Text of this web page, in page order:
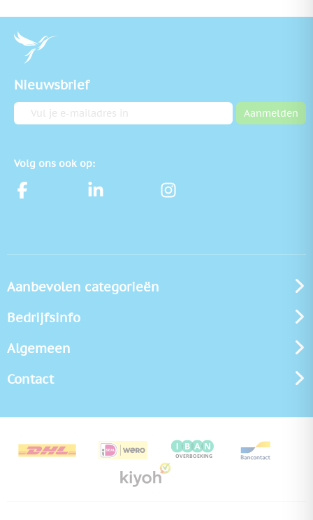
Nieuwsbrief
E-mailadres Aanmelden
Volg ons ook op:
Aanbevolen categorieën
Bedrijfsinfo
Algemeen
Contact